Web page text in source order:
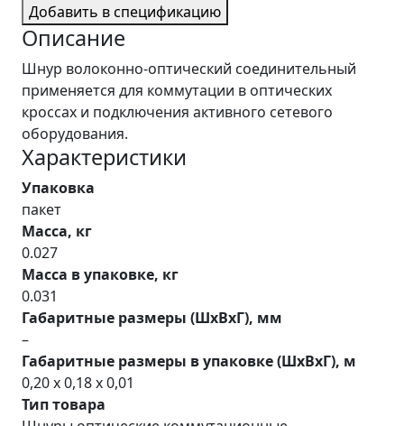
Добавить в спецификацию
Описание
Шнур волоконно-оптический соединительный
применяется для коммутации в оптических
кроссах и подключения активного сетевого
оборудования.
Характеристики
Упаковка
пакет
Масса, кг
0.027
Масса в упаковке, кг
0.031
Габаритные размеры (ШхВхГ), мм
–
Габаритные размеры в упаковке (ШхВхГ), м
0,20 x 0,18 x 0,01
Тип товара